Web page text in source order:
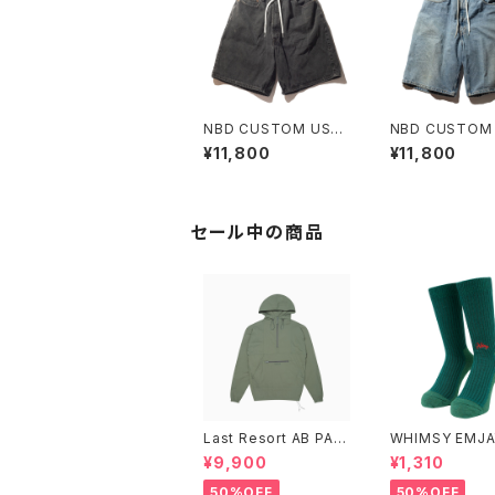
NBD CUSTOM USE
D LEVI'S DENIM SH
ORT H
¥11,800
NBD CUSTOM
D LEVI'S
ORT G
¥11,800
セール中の商品
Last Resort AB PAC
K ANORAK SAGE
¥9,900
WHIMSY
CKS
¥1,310